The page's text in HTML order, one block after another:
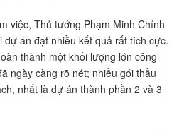
việc, Thủ tướng Phạm Minh Chính
dự án đạt nhiều kết quả rất tích cực.
thành một khối lượng lớn công
ngày càng rõ nét; nhiều gói thầu
nhất là dự án thành phần 2 và 3